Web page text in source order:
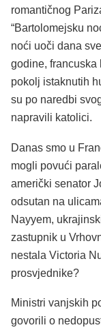
romantičnog
“Bartolomejsku
noći uoči dana
godine,
pokolj istaknutih
su po naredbi
napravili katolici.
Danas smo u
mogli povući
američki senator
odsutan na
Nayyem,
zastupnik u
nestala Victoria
prosvjednike?
Ministri vanjskih
govorili o